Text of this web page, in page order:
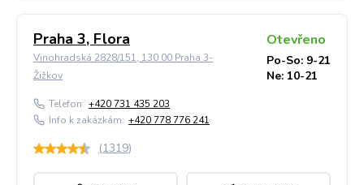
Praha 3, Flora
Vinohradská 2828/151, 130 00 Praha 3-
Žižkov
Otevřeno
Po-So: 9-21
Ne: 10-21
Telefon: +420 731 435 203
Info k zakázkám: +420 778 776 241
(1319)